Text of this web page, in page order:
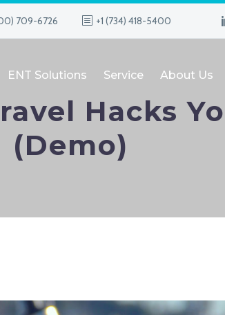
709-6726 +1 (734) 418-5400
ENT Solutions Service About Us
Hacks
(Demo)